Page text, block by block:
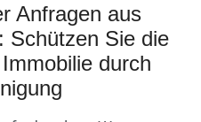
Anfragen aus
Schützen Sie die
durch